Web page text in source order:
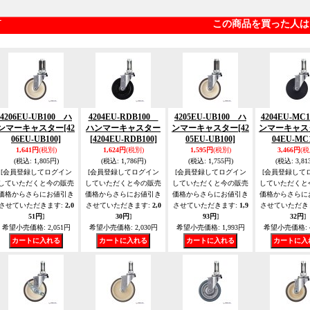
この商品を買った人
4206EU-UB100 ハ
マーキャスター[42
06EU-UB100]
1,641円(税別)
(税込: 1,805円)
[会員登録してログイン
ていただくと今の販売
格からさらにお値引き
せていただきます: 2,0
51円]
希望小売価格: 2,051円
4204EU-RDB100
ハンマーキャスター
[4204EU-RDB100]
1,624円(税別)
(税込: 1,786円)
[会員登録してログイン
していただくと今の販売
価格からさらにお値引き
させていただきます: 2,0
30円]
希望小売価格: 2,030円
4205EU-UB100 ハ
ンマーキャスター[42
05EU-UB100]
1,595円(税別)
(税込: 1,755円)
[会員登録してログイン
していただくと今の販売
価格からさらにお値引き
させていただきます: 1,9
93円]
希望小売価格: 1,993円
4204EU-
ンマーキャ
04EU-
3,466円(
(税込:
[会員登録して
していただくと
価格からさらに
させていただき
32円]
希望小売価格: